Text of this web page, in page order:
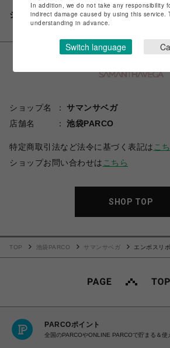
シェアする
ショップ名
サマンサベガ
店舗名
池袋PARCO
特定商取引法など法令に基づく表記は こ
ショップお問い合わせは こちら
SHOP TOP
TOP 池袋PARCO サマンサベガ
エンボスリ
PARCOポイント
全国のPARCOやONLINE PARCOで貯まる＆使
In addition, we do not take any responsibility
indirect damage caused by using this service.
understanding in advance.
Switch language